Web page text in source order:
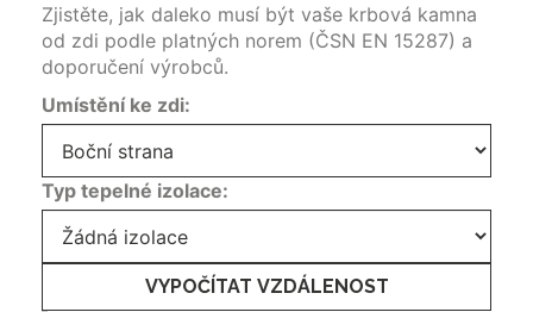
Zjistěte, jak daleko musí být vaše krbová kamna
od zdi podle platných norem (ČSN EN 15287) a
doporučení výrobců.
Umístění ke zdi:
Typ tepelné izolace:
VYPOČÍTAT VZDÁLENOST